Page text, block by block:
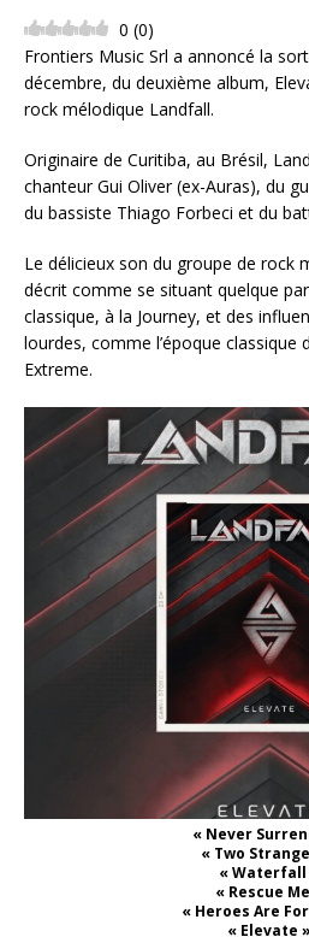
0 (0)
Frontiers Music Srl a annoncé la
décembre, du deuxième album,
rock mélodique Landfall.
Originaire de Curitiba, au Brésil,
chanteur Gui Oliver (ex-Auras), du
du bassiste Thiago Forbeci et du
Le délicieux son du groupe de rock
décrit comme se situant quelque
classique, à la Journey, et des
lourdes, comme l’époque classique
Extreme.
« Never
« Two
« Waterfall
« Rescue
« Heroes Are
« Elevate »